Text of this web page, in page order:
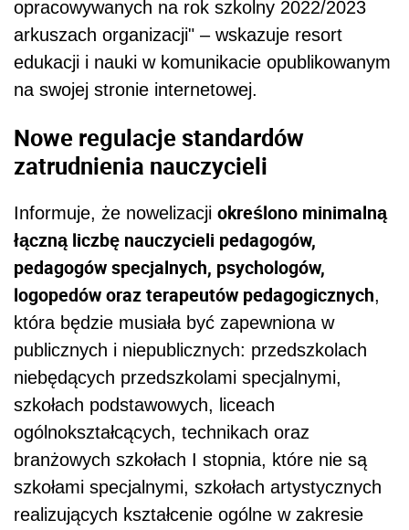
opracowywanych na rok szkolny 2022/2023
arkuszach organizacji" – wskazuje resort
edukacji i nauki w komunikacie opublikowanym
na swojej stronie internetowej.
Nowe regulacje standardów
zatrudnienia nauczycieli
Informuje, że nowelizacji określono minimalną
łączną liczbę nauczycieli pedagogów,
pedagogów specjalnych, psychologów,
logopedów oraz terapeutów pedagogicznych,
która będzie musiała być zapewniona w
publicznych i niepublicznych: przedszkolach
niebędących przedszkolami specjalnymi,
szkołach podstawowych, liceach
ogólnokształcących, technikach oraz
branżowych szkołach I stopnia, które nie są
szkołami specjalnymi, szkołach artystycznych
realizujących kształcenie ogólne w zakresie